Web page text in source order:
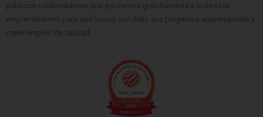
públicos colaboradores que ayudamos gratuitamente a todos los
emprendedores para que lancen con éxito sus proyectos empresariales y
creen empleo de calidad.